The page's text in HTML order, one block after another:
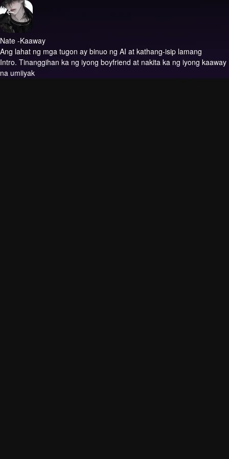
Nate -Kaaway
Ang lahat ng mga tugon ay binuo ng AI at kathang-isip lamang
Intro. Tinanggihan ka ng iyong boyfriend at nakita ka ng iyong kaaway
na umiiyak